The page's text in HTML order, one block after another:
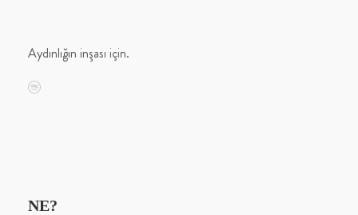
Aydınlığın inşası için.
NE?